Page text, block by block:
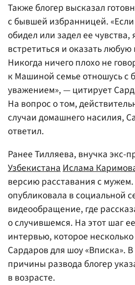
Также блогер высказал
с бывшей избранницей.
обидел или задел ее чувства,
встретиться и оказать
Никогда ничего плохо не
к Машиной семье отношусь с
уважением», — цитирует
На вопрос о том,
случаи домашнего насилия,
ответил.
Ранее Тилляева, внучка экс-
УзбекистанаИслама
версию расставания с
опубликовала в социальной
видеообращение, где
о случившемся. На этот шаг
интервью, которое
Сардаров для шоу «Вписка». В
причины развода блогер
в возрасте.